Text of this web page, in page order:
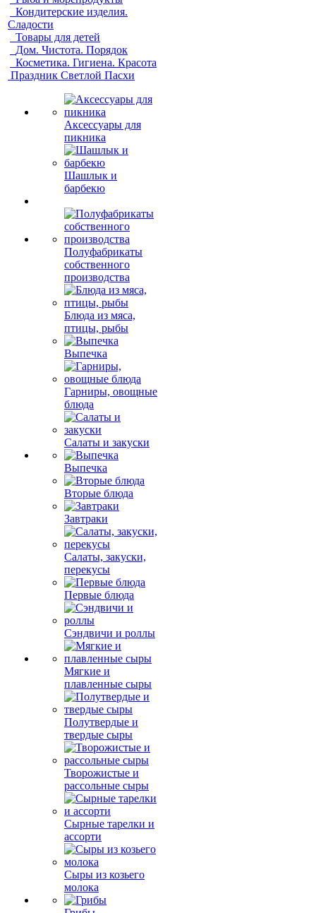
Кондитерские изделия.
Сладости
Товары для детей
Дом. Чистота. Порядок
Косметика. Гигиена. Красота
Праздник Светлой Пасхи
Аксессуары для
пикника
Шашлык и
барбекю
Полуфабрикаты
собственного
производства
Блюда из мяса,
птицы, рыбы
Выпечка
Гарниры, овощные
блюда
Салаты и закуски
Выпечка
Вторые блюда
Завтраки
Салаты, закуски,
перекусы
Первые блюда
Сэндвичи и роллы
Мягкие и
плавленные сыры
Полутвердые и
твердые сыры
Творожистые и
рассольные сыры
Сырные тарелки и
ассорти
Сыры из козьего
молока